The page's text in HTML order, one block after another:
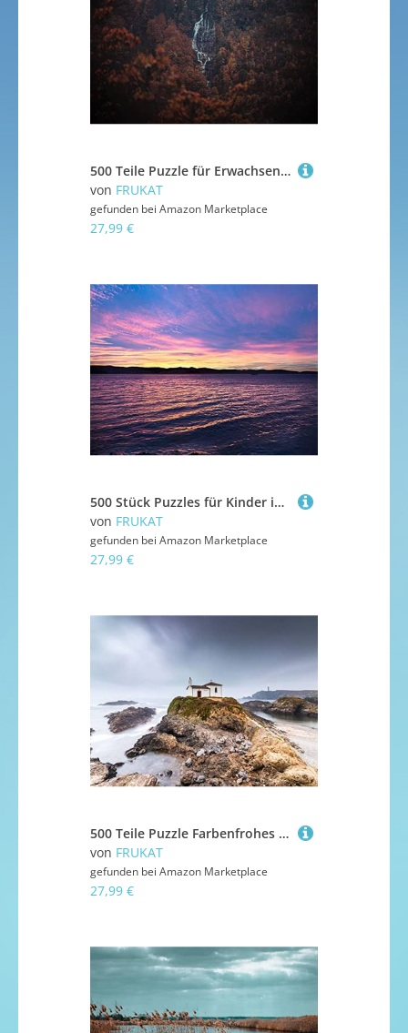
500 Teile Puzzle für Erwachsene und Kinder ab 14 Jahren - Wälder Bäume Felsen 52x38cm
von FRUKAT
gefunden bei Amazon Marketplace
27,99 €
500 Stück Puzzles für Kinder im Alter von 14 Jahren, Horizont Meer Sonnenuntergang 52x38cm
von FRUKAT
gefunden bei Amazon Marketplace
27,99 €
500 Teile Puzzle Farbenfrohes Puzzle für Erwachsene und Kinder - Häuser Felsen Klippe 52x38cm
von FRUKAT
gefunden bei Amazon Marketplace
27,99 €